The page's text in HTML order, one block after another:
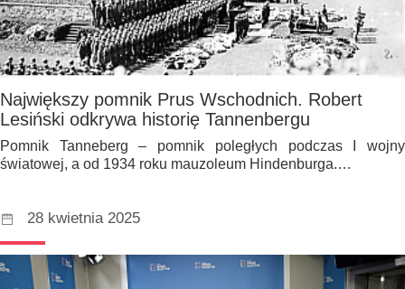
Największy pomnik Prus Wschodnich. Robert
Lesiński odkrywa historię Tannenbergu
Pomnik Tanneberg – pomnik poległych podczas I wojny
światowej, a od 1934 roku mauzoleum Hindenburga.…
28 kwietnia 2025